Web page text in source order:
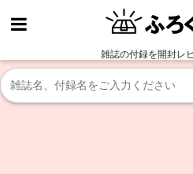
雑誌の付録を開封レ